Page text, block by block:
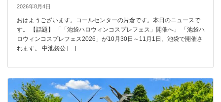
2026年8月4日
おはようございます。コールセンターの片倉です。本日のニュースで
す。 【話題】 「「池袋ハロウィンコスプレフェス」開催へ」 「池袋ハ
ロウィンコスプレフェス2026」が10月30日～11月1日、池袋で開催さ
れます。 中池袋公 […]